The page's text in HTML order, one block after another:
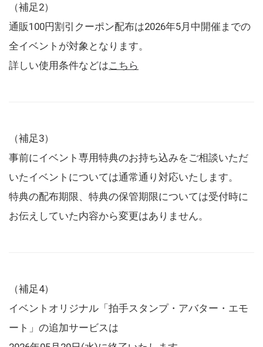
（補足2）
通販100円割引クーポン配布は2026年5月中開催までの
全イベントが対象となります。
詳しい使用条件などはこちら
（補足3）
事前にイベント専用特典のお持ち込みをご相談いただ
いたイベントについては通常通り対応いたします。
特典の配布期限、特典の保管期限については受付時に
お伝えしていた内容から変更はありません。
（補足4）
イベントオリジナル「拍手スタンプ・アバター・エモ
ート」の追加サービスは